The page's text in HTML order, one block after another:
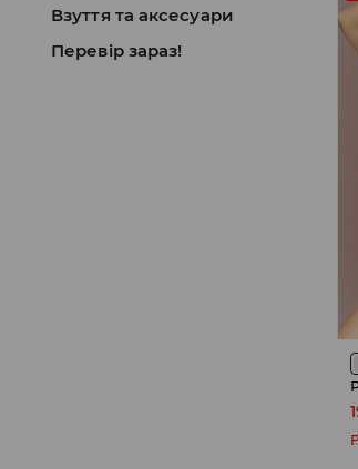
Взуття та аксесуари
Перевір зараз!